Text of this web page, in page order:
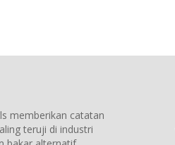
memberikan catatan
teruji di industri